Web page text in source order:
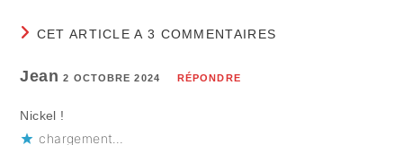
CET ARTICLE A 3 COMMENTAIRES
Jean2 OCTOBRE 2024 RÉPONDRE
Nickel !
chargement…